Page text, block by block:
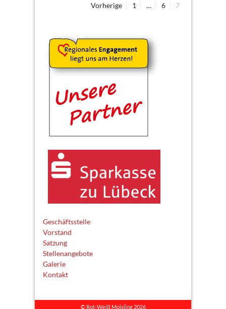
Seitennummerierung
Beiträge
Vorherige Page
1 … Page
6 Page
7
Geschäftsstelle
Vorstand
Satzung
Stellenangebote
Galerie
Kontakt
© Rot-Weiß Moisling 2026